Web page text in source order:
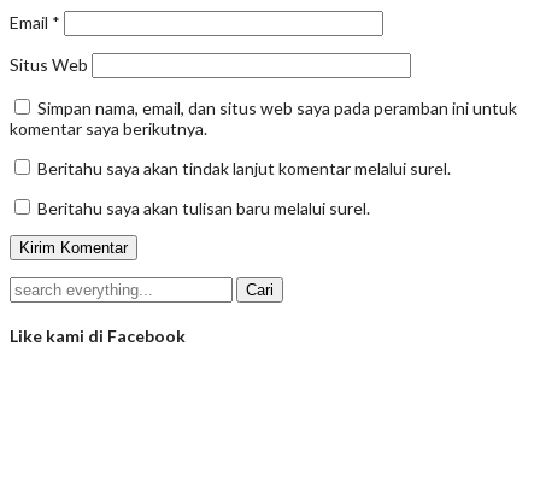
Email *
Situs Web
Simpan nama, email, dan situs web saya pada peramban ini untuk
komentar saya berikutnya.
Beritahu saya akan tindak lanjut komentar melalui surel.
Beritahu saya akan tulisan baru melalui surel.
Like kami di Facebook